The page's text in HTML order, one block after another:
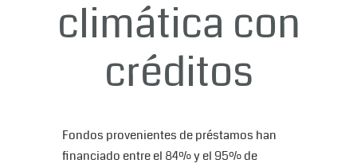
climática con
créditos
Fondos provenientes de préstamos han
financiado entre el 84% y el 95% de